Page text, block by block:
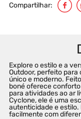
Compartilhar
Explore o estilo e a
Outdoor, perfeito
único e moderno.
boné oferece conforto
para atividades ao ar
Cyclone, ele é uma
autenticidade e estilo.
facilmente com